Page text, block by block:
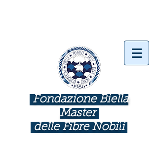
Fondazione Biella
Master
delle Fibre Nobili